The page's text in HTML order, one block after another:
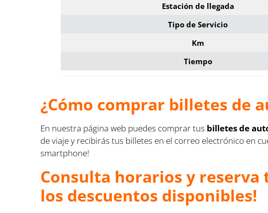
Estación de llegada
Tipo de Servicio
Km
Tiempo
¿Cómo comprar billetes de
En nuestra página web puedes comprar tus billetes de
de viaje y recibirás tus billetes en el correo electrónico en
smartphone!
Consulta horarios y reserva
los descuentos disponibles!